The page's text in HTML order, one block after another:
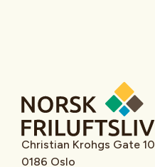
Christian Krohgs Gate 10
0186 Oslo